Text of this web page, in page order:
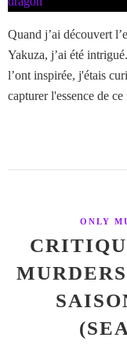
Quand j’ai découvert
Yakuza, j’ai été
l’ont inspirée, j'étais
capturer l'essence de
ONLY